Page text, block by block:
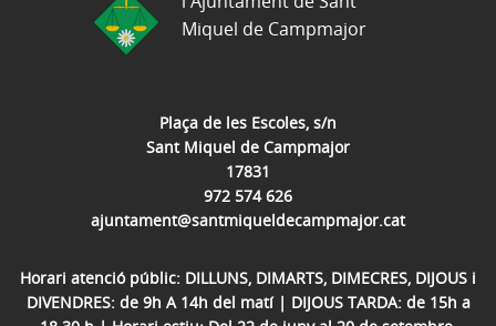
Plaça de les Escoles, s/n
Sant Miquel de Campmajor
17831
972 574 626
ajuntament@santmiqueldecampmajor.cat
Horari atenció públic: DILLUNS, DIMARTS, DIMECRES, DIJOUS i
DIVENDRES: de 9h A 14h del matí | DIJOUS TARDA: de 15h a
Miquel de Campmajor